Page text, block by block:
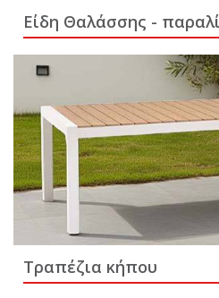
Είδη Θαλάσσης -
Τραπέζια κήπου